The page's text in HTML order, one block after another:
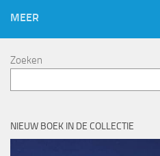
MEER
Zoeken
NIEUW BOEK IN DE COLLECTIE